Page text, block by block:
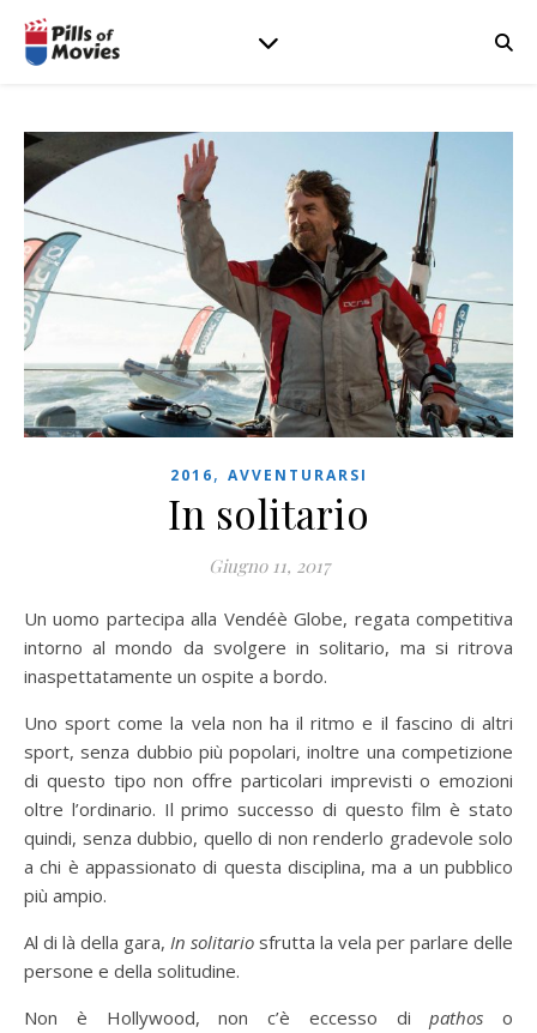
2016, AVVENTURARSI
In solitario
Giugno 11, 2017
Un uomo partecipa alla Vendéè Globe, regata competitiva
intorno al mondo da svolgere in solitario, ma si ritrova
inaspettatamente un ospite a bordo.
Uno sport come la vela non ha il ritmo e il fascino di altri
sport, senza dubbio più popolari, inoltre una competizione
di questo tipo non offre particolari imprevisti o emozioni
oltre l’ordinario. Il primo successo di questo film è stato
quindi, senza dubbio, quello di non renderlo gradevole solo
a chi è appassionato di questa disciplina, ma a un pubblico
più ampio.
Al di là della gara, In solitario sfrutta la vela per parlare delle
persone e della solitudine.
Non è Hollywood, non c’è eccesso dipathos o